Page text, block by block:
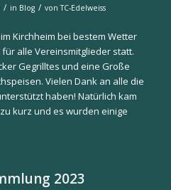
/ in Blog / vonTC-Edelweiss
Kirchheim bei bestem Wetter
alle Vereinsmitglieder statt.
Gegrilltes und eine Große
Vielen Dank an alle die
haben! Natürlich kam
kurz und es wurden einige
2023